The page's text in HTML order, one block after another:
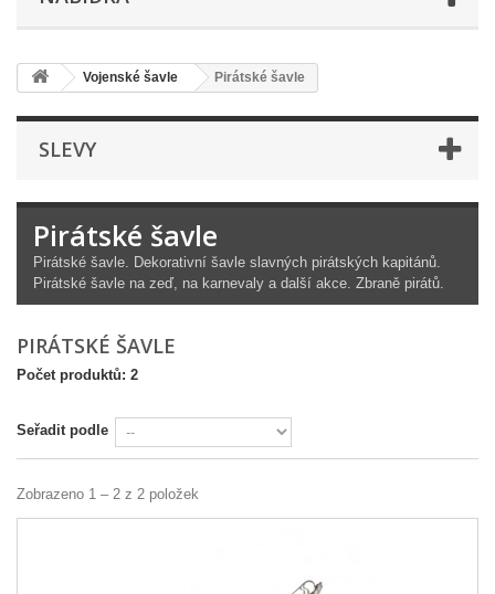
Vojenské šavle Pirátské šavle
SLEVY
Pirátské šavle
Pirátské šavle. Dekorativní šavle slavných pirátských kapitánů.
Pirátské šavle na zeď, na karnevaly a další akce. Zbraně pirátů.
PIRÁTSKÉ ŠAVLE
Počet produktů: 2
Seřadit podle
Zobrazeno 1 – 2 z 2 položek